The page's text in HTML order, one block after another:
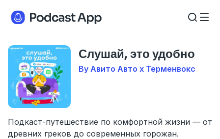
Слушай, это удобно
By Авито Авто х Терменвокс
Подкаст-путешествие по комфортной жизни — от
древних греков до современных горожан.